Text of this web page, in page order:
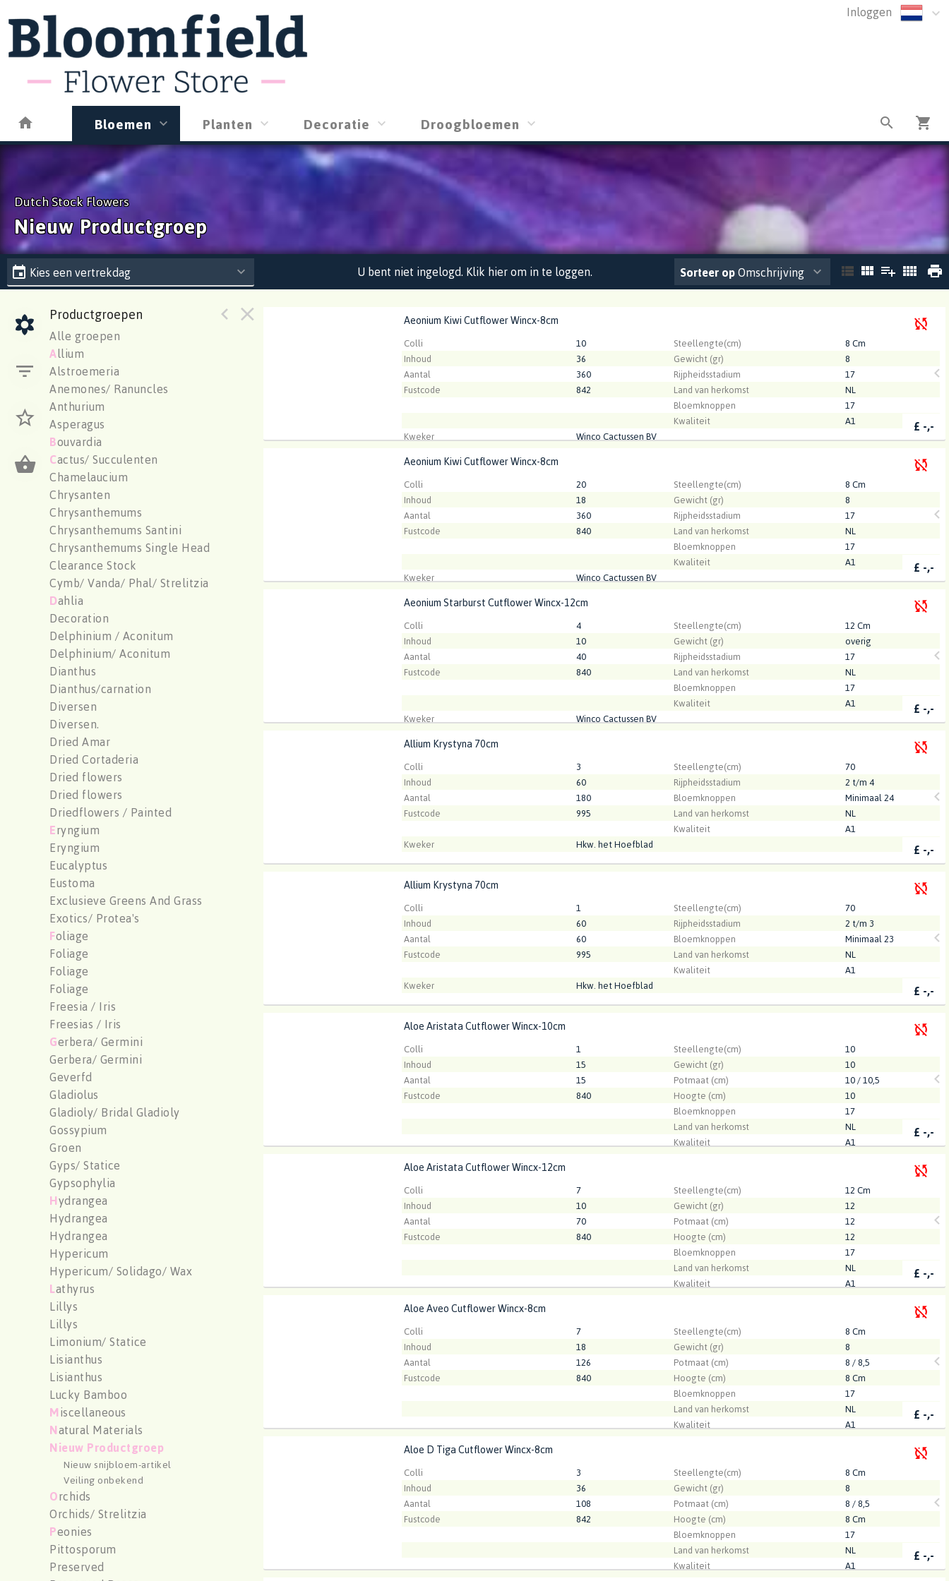
Inloggen
Bloemen Planten Decoratie Droogbloemen
Dutch Stock Flowers
Nieuw Productgroep
Kies een vertrekdag U bent niet ingelogd. Klik hier om in te loggen. Sorteer op Omschrijving
Productgroepen
Alle groepen
Allium
Alstroemeria
Anemones/ Ranuncles
Anthurium
Asperagus
Bouvardia
Cactus/ Succulenten
Chamelaucium
Chrysanten
Chrysanthemums
Chrysanthemums Santini
Chrysanthemums Single Head
Clearance Stock
Cymb/ Vanda/ Phal/ Strelitzia
Dahlia
Decoration
Delphinium / Aconitum
Delphinium/ Aconitum
Dianthus
Dianthus/carnation
Diversen
Diversen.
Dried Amar
Dried Cortaderia
Dried flowers
Dried flowers
Driedflowers / Painted
Eryngium
Eryngium
Eucalyptus
Eustoma
Exclusieve Greens And Grass
Exotics/ Protea's
Foliage
Foliage
Foliage
Foliage
Freesia / Iris
Freesias / Iris
Gerbera/ Germini
Gerbera/ Germini
Geverfd
Gladiolus
Gladioly/ Bridal Gladioly
Gossypium
Groen
Gyps/ Statice
Gypsophylia
Hydrangea
Hydrangea
Hydrangea
Hypericum
Hypericum/ Solidago/ Wax
Lathyrus
Lillys
Lillys
Limonium/ Statice
Lisianthus
Lisianthus
Lucky Bamboo
Miscellaneous
Natural Materials
Nieuw Productgroep
Nieuw snijbloem-artikel
Veiling onbekend
Orchids
Orchids/ Strelitzia
Peonies
Pittosporum
Preserved
Aeonium Kiwi Cutflower Wincx-8cm
Colli 10 Steellengte(cm)
8 Cm
Inhoud
36 Gewicht (gr)
8
Aantal
360 Rijpheidsstadium
17
Fustcode
842 Land van herkomst
NL
Bloemknoppen
17
Kwaliteit
A1
Kweker
Winco Cactussen BV
£ -,-
Aeonium Kiwi Cutflower Wincx-8cm
U moet ingelogd zijn om te kunnen kopen. Klik hier om in te loggen.
Aeonium Kiwi Cutflower Wincx-8cm
Colli 20 Steellengte(cm)
8 Cm
Inhoud
18 Gewicht (gr)
8
Aantal
360 Rijpheidsstadium
17
Fustcode
840 Land van herkomst
NL
Bloemknoppen
17
Kwaliteit
A1
Kweker
Winco Cactussen BV
£ -,-
Aeonium Kiwi Cutflower Wincx-8cm
U moet ingelogd zijn om te kunnen kopen. Klik hier om in te loggen.
Aeonium Starburst Cutflower Wincx-12cm
Colli 4 Steellengte(cm)
12 Cm
Inhoud
10 Gewicht (gr)
overig
Aantal
40 Rijpheidsstadium
17
Fustcode
840 Land van herkomst
NL
Bloemknoppen
17
Kwaliteit
A1
Kweker
Winco Cactussen BV
£ -,-
Aeonium Starburst Cutflower Wincx-12cm
U moet ingelogd zijn om te kunnen kopen. Klik hier om in te loggen.
Allium Krystyna 70cm
Colli 3 Steellengte(cm)
70
Inhoud
60 Rijpheidsstadium
2 t/m 4
Aantal
180 Bloemknoppen
Minimaal 24
Fustcode
995 Land van herkomst
NL
Kwaliteit
A1
Kweker
Hkw. het Hoefblad £ -,-
U moet ingelogd zijn om te kunnen kopen. Klik hier om in te loggen.
Allium Krystyna 70cm
Colli 1 Steellengte(cm)
70
Inhoud
60 Rijpheidsstadium
2 t/m 3
Aantal
60 Bloemknoppen
Minimaal 23
Fustcode
995 Land van herkomst
NL
Kwaliteit
A1
Kweker
Hkw. het Hoefblad £ -,-
U moet ingelogd zijn om te kunnen kopen. Klik hier om in te loggen.
Aloe Aristata Cutflower Wincx-10cm
Colli 1 Steellengte(cm)
10
Inhoud
15 Gewicht (gr)
10
Aantal
15 Potmaat (cm)
10 / 10,5
Fustcode
840 Hoogte (cm)
10
Bloemknoppen
17
Land van herkomst
NL
Kwaliteit
A1
£ -,-
Aloe Aristata Cutflower Wincx-10cm
U moet ingelogd zijn om te kunnen kopen. Klik hier om in te loggen.
Aloe Aristata Cutflower Wincx-12cm
Colli 7 Steellengte(cm)
12 Cm
Inhoud
10 Gewicht (gr)
12
Aantal
70 Potmaat (cm)
12
Fustcode
840 Hoogte (cm)
12
Bloemknoppen
17
Land van herkomst
NL
Kwaliteit
A1
£ -,-
Aloe Aristata Cutflower Wincx-12cm
U moet ingelogd zijn om te kunnen kopen. Klik hier om in te loggen.
Aloe Aveo Cutflower Wincx-8cm
Colli 7 Steellengte(cm)
8 Cm
Inhoud
18 Gewicht (gr)
8
Aantal
126 Potmaat (cm)
8 / 8,5
Fustcode
840 Hoogte (cm)
8 Cm
Bloemknoppen
17
Land van herkomst
NL
Kwaliteit
A1
£ -,-
Aloe Aveo Cutflower Wincx-8cm
U moet ingelogd zijn om te kunnen kopen. Klik hier om in te loggen.
Aloe D Tiga Cutflower Wincx-8cm
Colli 3 Steellengte(cm)
8 Cm
Inhoud
36 Gewicht (gr)
8
Aantal
108 Potmaat (cm)
8 / 8,5
Fustcode
842 Hoogte (cm)
8 Cm
Bloemknoppen
17
Land van herkomst
NL
Kwaliteit
A1
£ -,-
Aloe D Tiga Cutflower Wincx-8cm
U moet ingelogd zijn om te kunnen kopen. Klik hier om in te loggen.